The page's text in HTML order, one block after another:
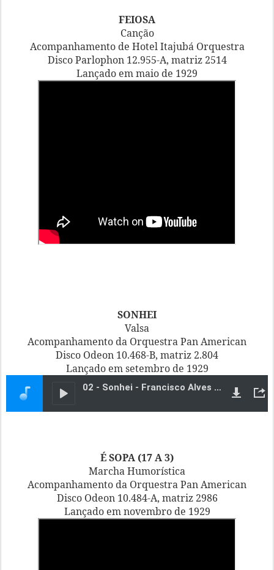
FEIOSA
Canção
Acompanhamento de Hotel Itajubá Orquestra
Disco Parlophon 12.955-A, matriz 2514
Lançado em maio de 1929
SONHEI
Valsa
Acompanhamento da Orquestra Pan American
Disco Odeon 10.468-B, matriz 2.804
Lançado em setembro de 1929
É SOPA (17 A 3)
Marcha Humorística
Acompanhamento da Orquestra Pan American
Disco Odeon 10.484-A, matriz 2986
Lançado em novembro de 1929